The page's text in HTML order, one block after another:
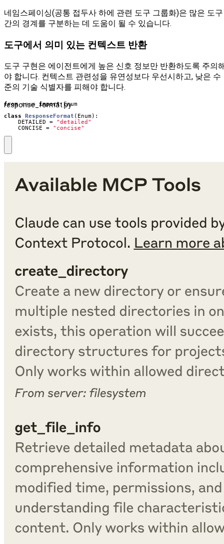
네임스페이싱(공통 접두사 하에 관련 도구 그룹화)은 많은 도구
간의 경계를 구분하는 데 도움이 될 수 있습니다.
도구에서 의미 있는 컨텍스트 반환
도구 구현은 에이전트에게 높은 신호 정보만 반환하도록 주의
야 합니다. 컨텍스트 관련성을 유연성보다 우선시하고, 낮은 수
준의 기술 식별자를 피해야 합니다.
response_format.py
from enum import
Enum
class
ResponseFormat ( Enum):
DETAILED
=
"detailed"
CONCISE
= "concise"